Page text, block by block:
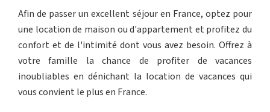
Afin de passer un excellent séjour en France, optez pour
une location de maison ou d'appartement et profitez du
confort et de l'intimité dont vous avez besoin. Offrez à
votre famille la chance de profiter de vacances
inoubliables en dénichant la location de vacances qui
vous convient le plus en France.